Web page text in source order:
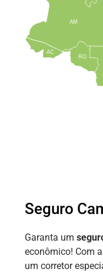
AM
AC
RO
Seguro
Garanta um
econômico! Com a
um corretor